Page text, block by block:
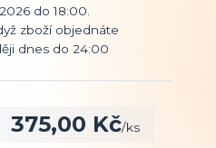
do 18:00.
zboží objednáte
dnes do 24:00
375,00 Kč/ks